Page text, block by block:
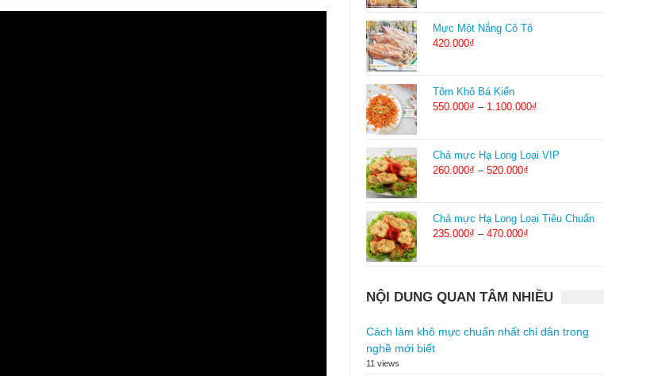
Mực Một Nắng Cô Tô
420.000₫
Tôm Khô Bá Kiến
550.000₫ – 1.100.000₫
Chả mực Hạ Long Loại VIP
260.000₫ – 520.000₫
Chả mực Hạ Long Loại Tiêu Chuẩn
235.000₫ – 470.000₫
NỘI DUNG QUAN TÂM NHIỀU
Cách làm khô mực chuẩn nhất chỉ dân trong
nghề mới biết
11 views